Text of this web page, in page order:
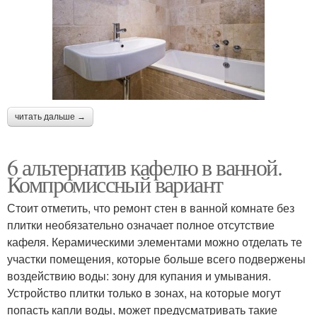
читать дальше →
6 альтернатив кафелю в ванной.
Компромиссный вариант
Стоит отметить, что ремонт стен в ванной комнате без
плитки необязательно означает полное отсутствие
кафеля. Керамическими элементами можно отделать те
участки помещения, которые больше всего подвержены
воздействию воды: зону для купания и умывания.
Устройство плитки только в зонах, на которые могут
попасть капли воды, может предусматривать такие